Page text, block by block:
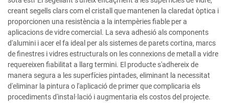
creant segells clars com el cristall que mantenen la claredat òptica i
proporcionen una resistència a la intempèries fiable per a
aplicacions de vidre comercial. La seva adhesió als components
d'alumini i acer el fa ideal per als sistemes de parets cortina, marcs
de finestres i vidres estructurals on les connexions de metall a vidre
requereixen fiabilitat a llarg termini. El producte s'adhereix de
manera segura a les superfícies pintades, eliminant la necessitat
d'eliminar la pintura o l'aplicació de primer que complicaria els
procediments d'instal·lació i augmentaria els costos del projecte.